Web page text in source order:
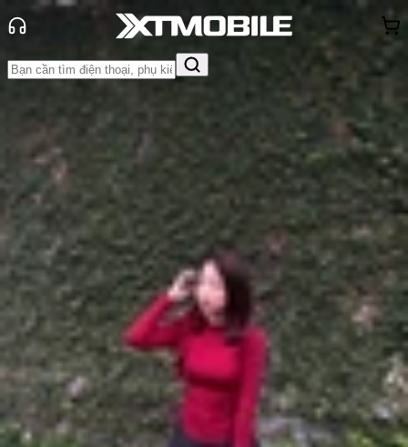
Tin tức
So Sánh
Tin Mới
Đánh Giá - Trên Tay So Sánh Tư vấn
Khuyến
mãiThủ thuật Hỏi đáp App - Game Thông báo
Khách
hàng - Sự kiện
So sánh Xiaomi 15 và Xiaomi 12: Đã
đến lúc phải nâng cấp!
Anh Thư
Ngày đăng:
27/11/2024
Cập nhật: 27/11/2024
Theo dõi XTMobile trên